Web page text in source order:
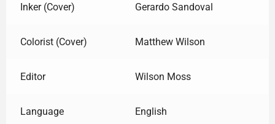
Inker (Cover) Gerardo Sandoval
Colorist (Cover) Matthew Wilson
Editor Wilson Moss
Language English